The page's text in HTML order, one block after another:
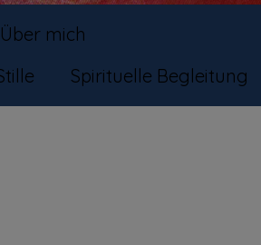
Über mich
Spirituelle Begleitung